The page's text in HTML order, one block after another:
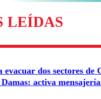
Enviar
LEÍDAS
evacuar dos sectores de
activa